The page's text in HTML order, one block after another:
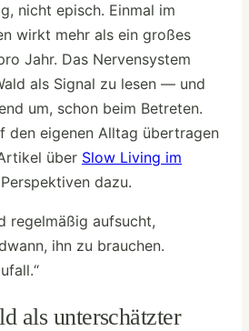
nicht episch. Einmal im
wirkt mehr als ein großes
Jahr. Das Nervensystem
als Signal zu lesen — und
um, schon beim Betreten.
den eigenen Alltag übertragen
über Slow Living im
dazu.
regelmäßig aufsucht,
ihn zu brauchen.
als unterschätzter